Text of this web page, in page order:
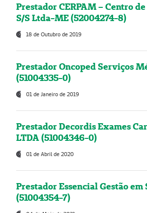
Prestador CERPAM – Centro
S/S Ltda-ME (52004274-8)
18 de Outubro de 2019
Prestador Oncoped Serviços
(51004335-0)
01 de Janeiro de 2019
Prestador Decordis Exames
LTDA (51004346-0)
01 de Abril de 2020
Prestador Essencial Gestão em
(51004354-7)